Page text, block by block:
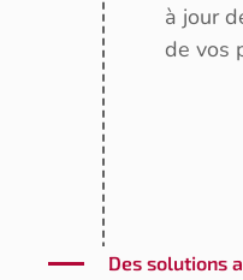
à jour
de vos
Des solutions